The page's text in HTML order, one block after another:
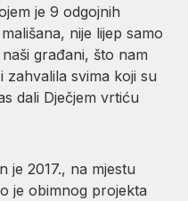
je 9 odgojnih
nije lijep samo
građani, što nam
svima koji su
dali Dječjem vrtiću
je 2017., na mjestu
je obimnog projekta